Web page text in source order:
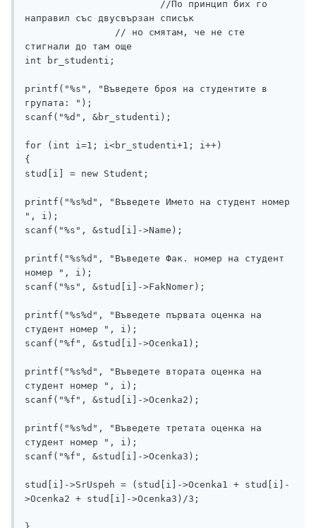
направил със двусвързан списък
стигнали до там още
int br_studenti;
printf("%s", "Въведете броя на студентите в
групата: ");
scanf("%d", &br_studenti);
for (int i=1; i<br_studenti+1; i++)
{
stud[i] = new Student;
printf("%s%d", "Въведете Името на студент номер
", i);
scanf("%s", &stud[i]->Name);
printf("%s%d", "Въведете Фак. номер на студент
номер ", i);
scanf("%s", &stud[i]->FakNomer);
printf("%s%d", "Въведете първата оценка на
студент номер ", i);
scanf("%f", &stud[i]->Ocenka1);
printf("%s%d", "Въведете втората оценка на
студент номер ", i);
scanf("%f", &stud[i]->Ocenka2);
printf("%s%d", "Въведете третата оценка на
студент номер ", i);
scanf("%f", &stud[i]->Ocenka3);
stud[i]->SrUspeh = (stud[i]->Ocenka1 + stud[i]-
>Ocenka2 + stud[i]->Ocenka3)/3;